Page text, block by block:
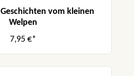
vom kleinen
Welpen
7,95 €*